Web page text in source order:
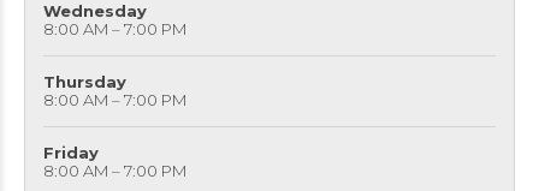
Wednesday
8:00 AM – 7:00 PM
Thursday
8:00 AM – 7:00 PM
Friday
8:00 AM – 7:00 PM